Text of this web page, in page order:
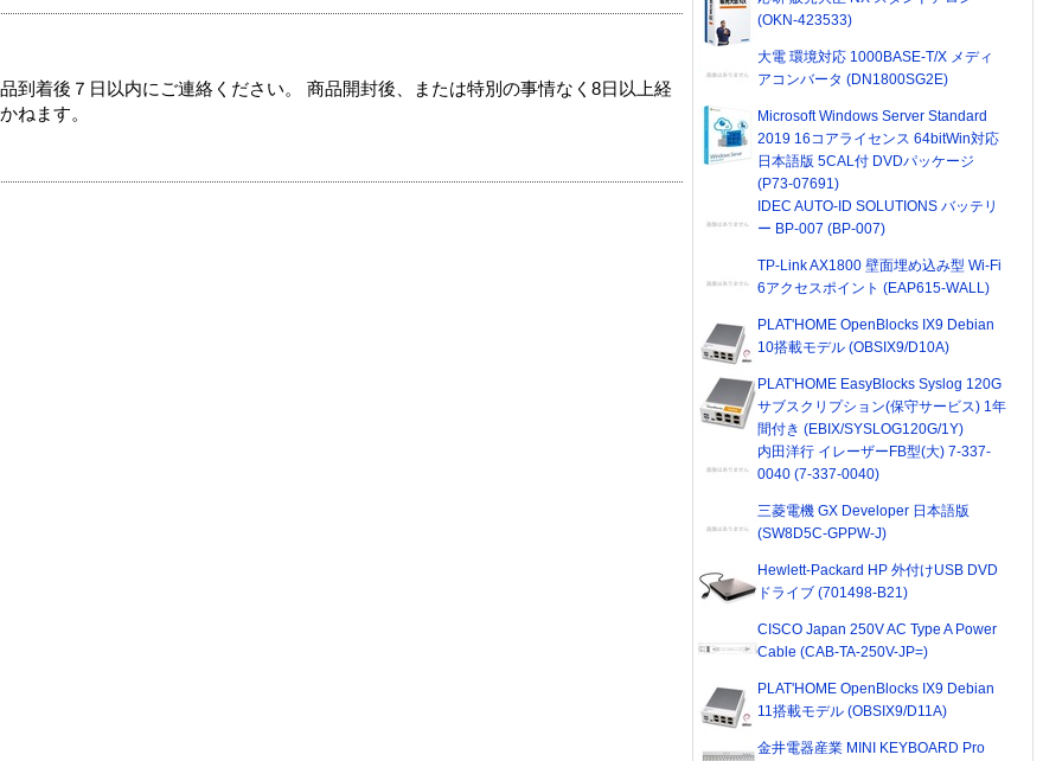
到着後７日以内にご連絡ください。 商品開封後、または特別の事情なく8日以上経
ねます。
(OKN-423533)
大電 環境対応 1000BASE-T/X メディ
アコンバータ (DN1800SG2E)
Microsoft Windows Server Standard
2019 16コアライセンス 64bitWin対応
日本語版 5CAL付 DVDパッケージ
(P73-07691)
IDEC AUTO-ID SOLUTIONS バッテリ
ー BP-007 (BP-007)
TP-Link AX1800 壁面埋め込み型 Wi-Fi
6アクセスポイント (EAP615-WALL)
PLAT'HOME OpenBlocks IX9 Debian
10搭載モデル (OBSIX9/D10A)
PLAT'HOME EasyBlocks Syslog 120G
サブスクリプション(保守サービス) 1年
間付き (EBIX/SYSLOG120G/1Y)
内田洋行 イレーザーFB型(大) 7-337-
0040 (7-337-0040)
三菱電機 GX Developer 日本語版
(SW8D5C-GPPW-J)
Hewlett-Packard HP 外付けUSB DVD
ドライブ (701498-B21)
CISCO Japan 250V AC Type A Power
Cable (CAB-TA-250V-JP=)
PLAT'HOME OpenBlocks IX9 Debian
11搭載モデル (OBSIX9/D11A)
金井電器産業 MINI KEYBOARD Pro